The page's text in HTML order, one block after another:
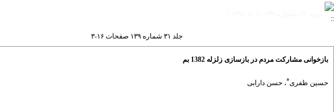
جلد ۳۱ شماره ۱۳۹ صفحات ۱۶-۳
بازخوانی مشارکت مردم در بازسازی زلزله 1382 بم
حسین ظفری*، حسن دارابی